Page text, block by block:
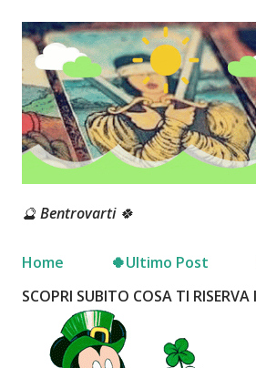
Passa ai contenuti
🔮 Bentrovarti 🍀
Home 🍀Ultimo Post
SCOPRI SUBITO COSA TI RISERVA